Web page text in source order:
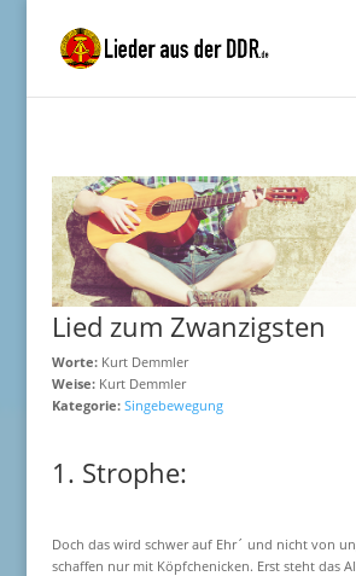
Lied zum Zwanzigsten
Worte:Kurt Demmler
Weise:Kurt Demmler
Kategorie: Singebewegung
1. Strophe:
Doch das wird schwer auf Ehr´ und nicht von
schaffen nur mit Köpfchenicken. Erst steht das